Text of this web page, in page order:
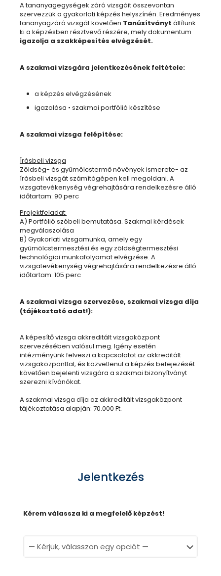
A tananyagegységek záró vizsgáit összevontan
szervezzük a gyakorlati képzés helyszínén. Eredményes
tananyagzáró vizsgát követően Tanúsítványt állítunk
ki a képzésben résztvevő részére, mely dokumentum
igazolja a szakképesítés elvégzését.
A szakmai vizsgára jelentkezésének feltétele:
a képzés elvégzésének
igazolása • szakmai portfólió készítése
A szakmai vizsga felépítése:
Írásbeli vizsga
Zöldség- és gyümölcstermő növények ismerete- az
írásbeli vizsgát számítógépen kell megoldani. A
vizsgatevékenység végrehajtására rendelkezésre álló
időtartam: 90 perc
Projektfeladat:
A) Portfólió szóbeli bemutatása. Szakmai kérdések
megválaszolása
B) Gyakorlati vizsgamunka, amely egy
gyümölcstermesztési és egy zöldségtermesztési
technológiai munkafolyamat elvégzése. A
vizsgatevékenység végrehajtására rendelkezésre álló
időtartam: 105 perc
A szakmai vizsga szervezése, szakmai vizsga díja
(tájékoztató adat!):
A képesítő vizsga akkreditált vizsgaközpont
szervezésében valósul meg. Igény esetén
intézményünk felveszi a kapcsolatot az akkreditált
vizsgaközponttal, és közvetlenül a képzés befejezését
követően bejelenti vizsgára a szakmai bizonyítványt
szerezni kívánókat.
A szakmai vizsga díja az akkreditált vizsgaközpont
tájékoztatása alapján: 70.000 Ft.
Jelentkezés
Kérem válassza ki a megfelelő képzést!